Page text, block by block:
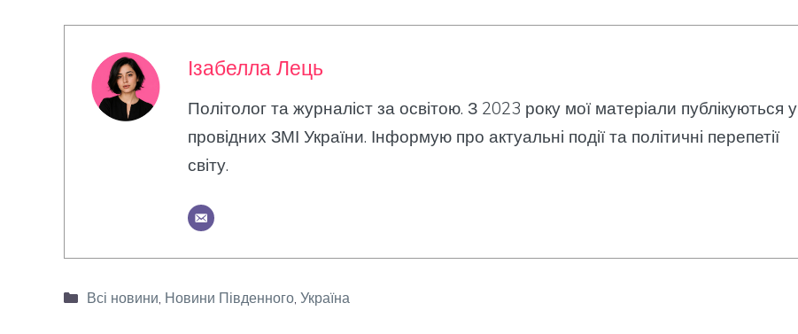
Ізабелла Лець
Політолог та журналіст за освітою. З 2023 року мої матеріали публікуються у
провідних ЗМІ України. Інформую про актуальні події та політичні перепетії
світу.
Категорії
Всі новини Новини Південного, Україна